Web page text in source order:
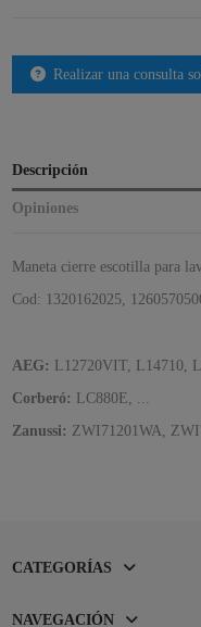
Realizar una consulta
Descripción
Opiniones
Maneta cierre escotilla para
Cod: 1320162025,
AEG: L12720VIT, L14710,
Corberó: LC880E, ...
Zanussi: ZWI71201WA,
CATEGORÍAS
NAVEGACIÓN